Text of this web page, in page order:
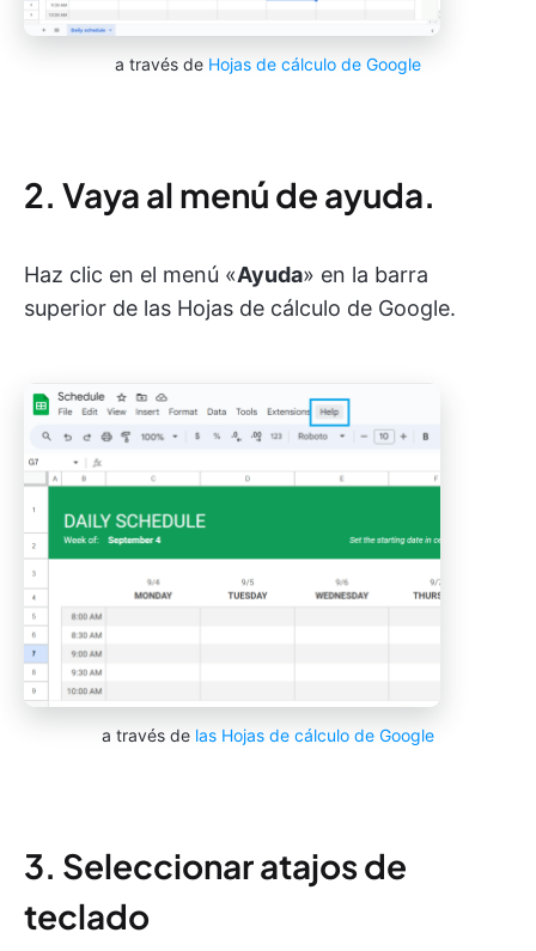
a través de Hojas de cálculo de Google
2. Vaya al menú de ayuda.
Haz clic en el menú «Ayuda» en la barra
superior de las Hojas de cálculo de Google.
a través de las Hojas de cálculo de Google
3. Seleccionar atajos de
teclado